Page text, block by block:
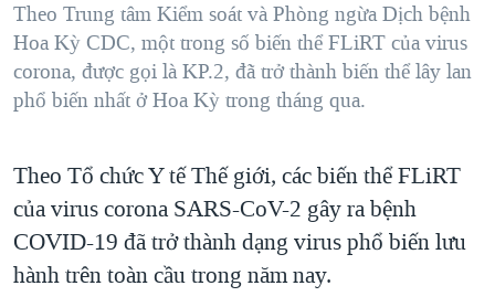
SỨC KHOẺ
VĂN HOÁ
THỂ THAO
TRỊNH VĨNH BÌNH - NGƯỜI HẠ 'BÊN THẮNG CUỘC'
GROUND ZERO – XƯA VÀ NAY
THƯỢNG ĐỈNH TRUMP-KIM TẠI VIỆT NAM
TRỊNH VĨNH BÌNH VS. CHÍNH PHỦ VIỆT NAM
NGƯ DÂN VIỆT VÀ LÀN SÓNG TRỘM HẢI SÂM
Ngôn ngữ khác
Theo Trung tâm Kiểm soát và Phòng ngừa Dịch bệnh
Hoa Kỳ CDC, một trong số biến thể FLiRT của virus
corona, được gọi là KP.2, đã trở thành biến thể lây lan
phổ biến nhất ở Hoa Kỳ trong tháng qua.
Theo Tổ chức Y tế Thế giới, các biến thể FLiRT
của virus corona SARS-CoV-2 gây ra bệnh
COVID-19 đã trở thành dạng virus phổ biến lưu
hành trên toàn cầu trong năm nay.